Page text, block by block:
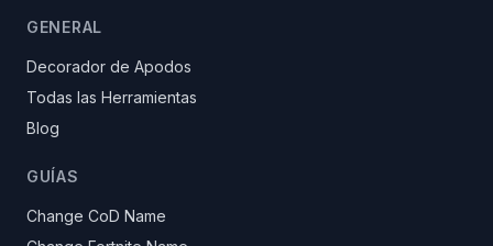
GENERAL
Decorador de Apodos
Todas las Herramientas
Blog
GUÍAS
Change CoD Name